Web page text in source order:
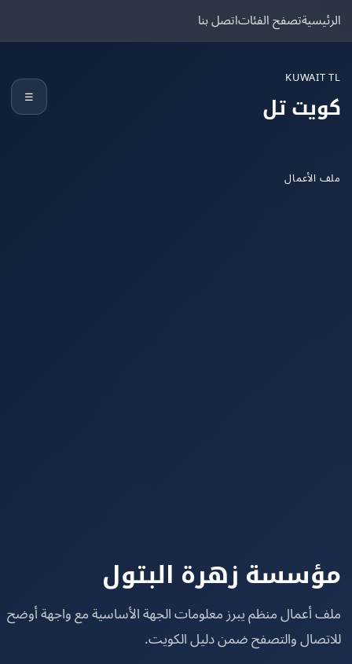
تصفح الفئاتاتصل بنا
تل
زهرة البتول
منظم يبرز معلومات الجهة الأساسية مع واجهة أوضح
والتصفح ضمن دليل الكويت.